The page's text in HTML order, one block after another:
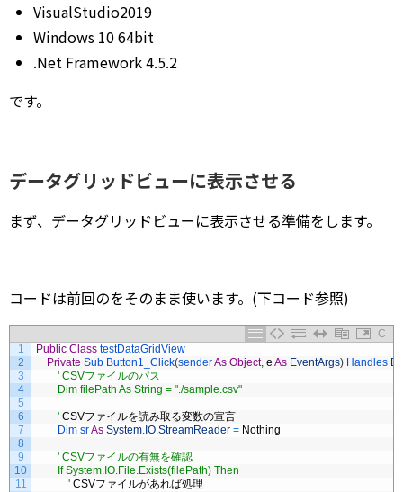
VisualStudio2019
Windows 10 64bit
.Net Framework 4.5.2
です。
データグリッドビューに表示させる
まず、データグリッドビューに表示させる準備をします。
コードは前回のをそのまま使います。(下コード参照)
C
1
2
3
4
5
6
7
8
9
10
11
Public Class testDataGridView
Private Sub Button1_Click(sender As Object, e As EventArgs) Handles
' CSVファイルのパス
Dim filePath As String = "./sample.csv"
' CSVファイルを読み取る変数の宣言
Dim sr As System. IO.StreamReader = Nothing
' CSVファイルの有無を確認
If System.IO.File.Exists(filePath) Then
' CSVファイルがあれば処理